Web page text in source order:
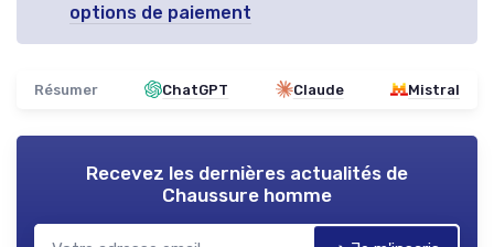
options de paiement
Résumer ChatGPT Claude Mistral
Recevez les dernières actualités de
Chaussure homme